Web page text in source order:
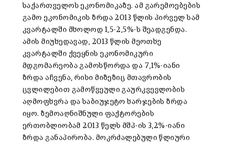
საქართველოს ეკონომიკაზე. ამ გარემოებების
გამო ეკონომიკის ზრდა 2013 წლის პირველ სამ
კვარტალში მხოლოდ 1,5-2,5%-ს შეადგენდა.
ამის მიუხედავად, 2013 წლის მეოთხე
კვარტალში ქვეყნის ეკონომიკური
მდგომარეობა გამოსწორდა და 7,1%-იანი
ზრდა აჩვენა, რისი მიზეზიც მთავრობის
ცვლილებით გამოწვეული გაურკვევლობის
აღმოფხვრა და საბიუჯეტო ხარჯების ზრდა
იყო. ზემოაღნიშნული ფაქტორების
ერთობლიობამ 2013 წელს მშპ-ის 3,2%-იანი
ზრდა განაპირობა. მოკრძალებული წლიური